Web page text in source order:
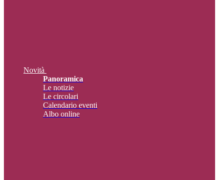
Novità
Panoramica
Le notizie
Le circolari
Calendario eventi
Albo online